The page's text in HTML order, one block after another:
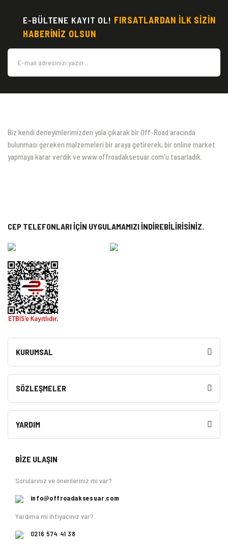
E-BÜLTENE KAYIT OL! FIRSATLARDAN İLK SİZİN
HABERİNİZ OLSUN
Biz kendi deneyimlerimizden yola çıkarak bir Off-Road aracında
bulunması gereken malzemeleri bir araya getirerek, bir online market
yapmaya karar verdik ve www.offroadaksesuar.com'u tasarladık.
CEP TELEFONLARI İÇİN UYGULAMAMIZI İNDİREBİLİRİSİNİZ.
KURUMSAL
SÖZLEŞMELER
YARDIM
BİZE ULAŞIN
Sorularınız ve önerileriniz mi var?
info@offroadaksesuar.com
Yardıma mı ihtiyacınız var?
0216 574 41 38